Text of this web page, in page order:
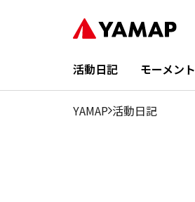
活動日記 モーメント
YAMAP 活動日記